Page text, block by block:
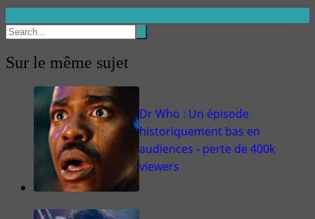
Sur le même sujet
Dr Who : Un épisode
historiquement bas en
audiences - perte de 400k
viewers